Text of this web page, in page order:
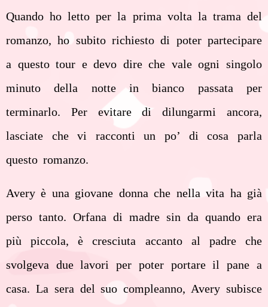
Quando ho letto per la prima volta la trama del
romanzo, ho subito richiesto di poter partecipare
a questo tour e devo dire che vale ogni singolo
minuto della notte in bianco passata per
terminarlo. Per evitare di dilungarmi ancora,
lasciate che vi racconti un po’ di cosa parla
questo romanzo.
Avery è una giovane donna che nella vita ha già
perso tanto. Orfana di madre sin da quando era
più piccola, è cresciuta accanto al padre che
svolgeva due lavori per poter portare il pane a
casa. La sera del suo compleanno, Avery subisce